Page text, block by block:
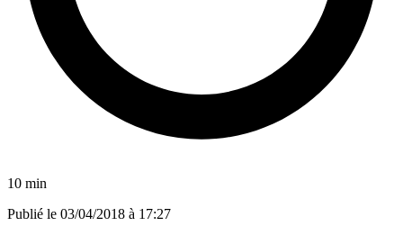
10 min
Publié le 03/04/2018 à 17:27